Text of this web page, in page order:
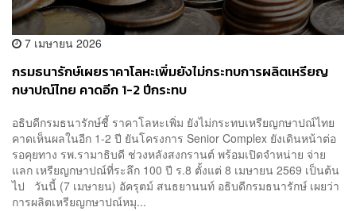
7 เมษายน 2026
กรมธนารักษ์เผยราคาโลหะเพิ่มยังไม่กระทบการผลิตเหรียญ
กษาปณ์ไทย คาดอีก 1-2 ปีกระทบ
อธิบดีกรมธนารักษ์ชี้ ราคาโลหะเพิ่ม ยังไม่กระทบเหรียญกษาปณ์ไทย
คาดเห็นผลในอีก 1-2 ปี ยันโครงการ Senior Complex ยังเดินหน้าต่อ
รอคุยทาง รพ.รามาธิบดี ช่วงหลังสงกรานต์ พร้อมเปิดจำหน่าย จ่าย
แลก เหรียญกษาปณ์ที่ระลึก 100 ปี ร.8 ตั้งแต่ 8 เมษายน 2569 เป็นต้น
ไป วันนี้ (7 เมษายน) อัครุตม์ สนธยานนท์ อธิบดีกรมธนารักษ์ เผยว่า
การผลิตเหรียญกษาปณ์หมุ...